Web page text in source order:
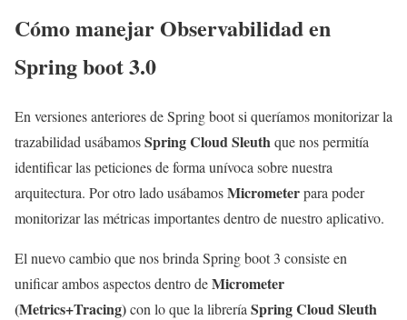
Cómo manejar Observabilidad en
Spring boot 3.0
En versiones anteriores de Spring boot si queríamos monitorizar la
trazabilidad usábamosSpring Cloud Sleuth que nos permitía
identificar las peticiones de forma unívoca sobre nuestra
arquitectura. Por otro lado usábamosMicrometerpara poder
monitorizar las métricas importantes dentro de nuestro aplicativo.
El nuevo cambio que nos brinda Spring boot 3 consiste en
unificar ambos aspectos dentro deMicrometer
(Metrics+Tracing)con lo que la librería Spring Cloud Sleuth